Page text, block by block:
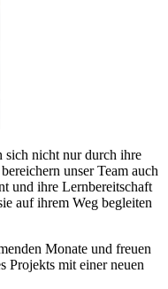
sich nicht nur durch ihre
unser Team auch
und ihre Lernbereitschaft
auf ihrem Weg begleiten
Monate und freuen
Projekts mit einer neuen